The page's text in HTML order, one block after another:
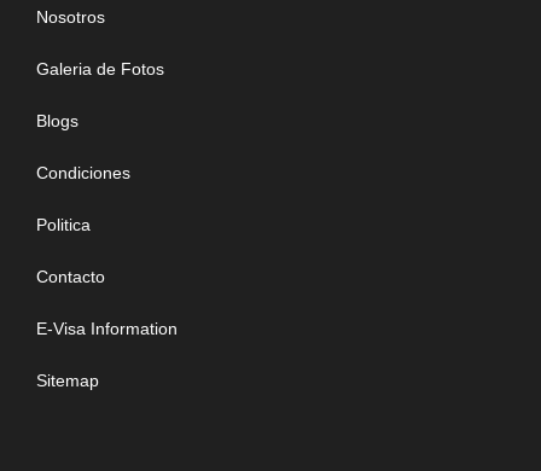
Nosotros
Galeria de Fotos
Blogs
Condiciones
Politica
Contacto
E-Visa Information
Sitemap